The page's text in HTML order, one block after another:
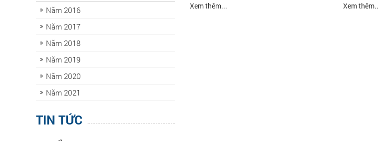
Năm 2016
Năm 2017
Năm 2018
Năm 2019
Năm 2020
Năm 2021
TIN TỨC
Xem thêm...
Xem